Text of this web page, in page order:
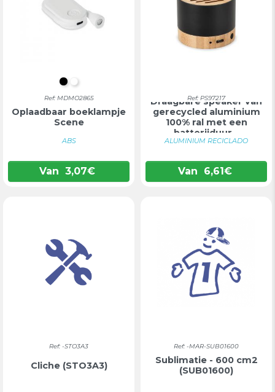
ZWART
WIT
Ref: MDMO2865
Oplaadbaar boeklampje
Scene
ABS
Van 3,07€
Ref: PS97217
Draagbare speaker van
gerecycled aluminium
100% ral met een
batterijduur...
ALUMINIUM RECICLADO
Van 6,61€
Ref: -STO3A3
Cliche (STO3A3)
Ref: -MAR-SUB01600
Sublimatie - 600 cm2
(SUB01600)